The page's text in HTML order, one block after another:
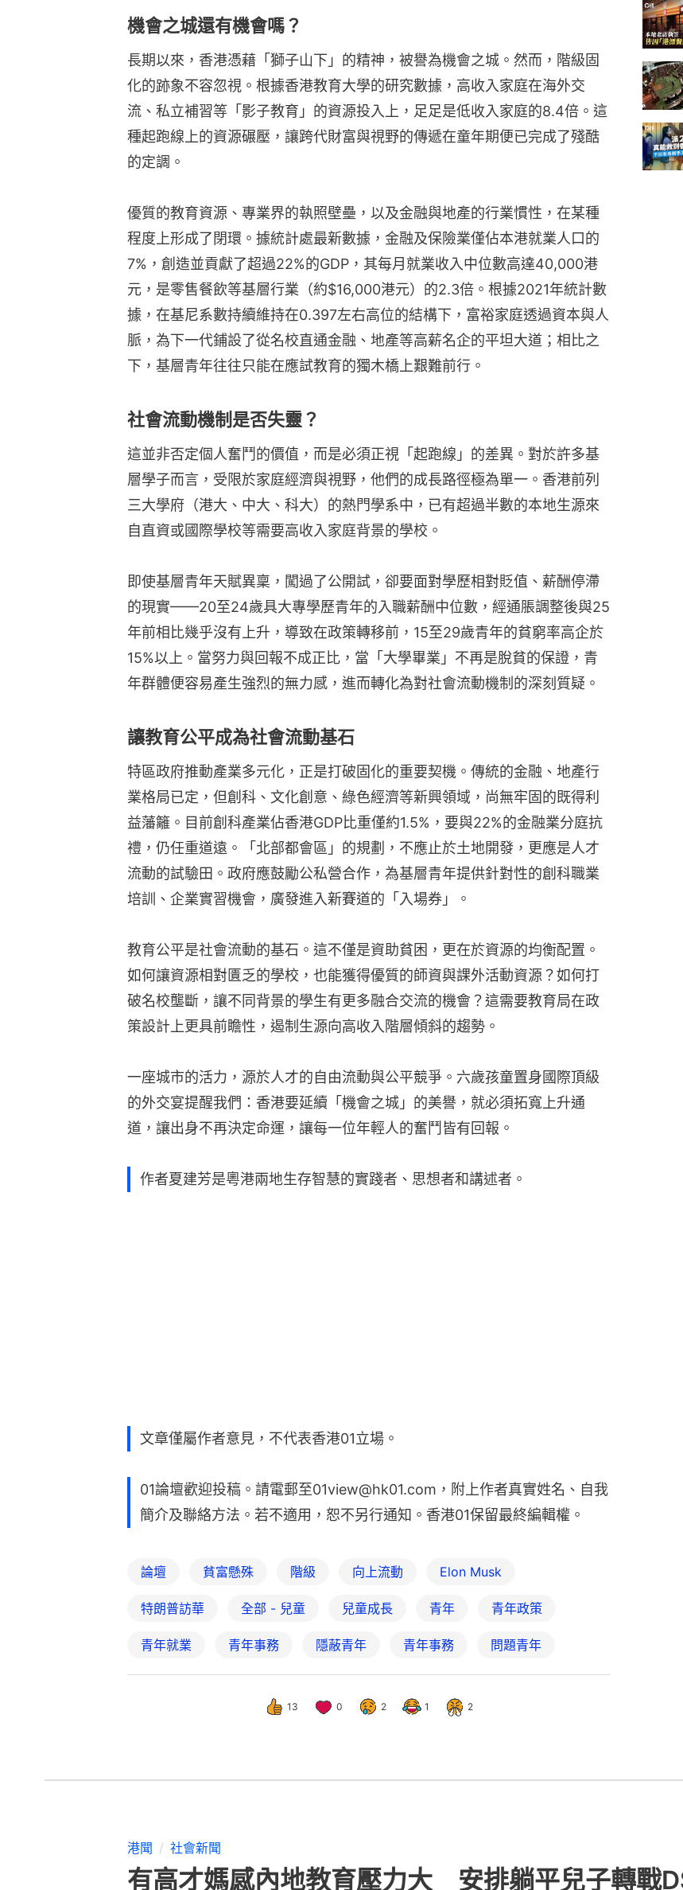
機會之城還有機會嗎？
長期以來，香港憑藉「獅子山下」的精神，被譽為機會之城。然而，階級固
化的跡象不容忽視。根據香港教育大學的研究數據，高收入家庭在海外交
流、私立補習等「影子教育」的資源投入上，足足是低收入家庭的8.4倍。這
種起跑線上的資源碾壓，讓跨代財富與視野的傳遞在童年期便已完成了殘酷
的定調。
優質的教育資源、專業界的執照壁壘，以及金融與地產的行業慣性，在某種
程度上形成了閉環。據統計處最新數據，金融及保險業僅佔本港就業人口的
7%，創造並貢獻了超過22%的GDP，其每月就業收入中位數高達40,000港
元，是零售餐飲等基層行業（約$16,000港元）的2.3倍。根據2021年統計數
據，在基尼系數持續維持在0.397左右高位的結構下，富裕家庭透過資本與人
脈，為下一代鋪設了從名校直通金融、地產等高薪名企的平坦大道；相比之
下，基層青年往往只能在應試教育的獨木橋上艱難前行。
社會流動機制是否失靈？
這並非否定個人奮鬥的價值，而是必須正視「起跑線」的差異。對於許多基
層學子而言，受限於家庭經濟與視野，他們的成長路徑極為單一。香港前列
三大學府（港大、中大、科大）的熱門學系中，已有超過半數的本地生源來
自直資或國際學校等需要高收入家庭背景的學校。
即使基層青年天賦異稟，闖過了公開試，卻要面對學歷相對貶值、薪酬停滯
的現實——20至24歲具大專學歷青年的入職薪酬中位數，經通脹調整後與25
年前相比幾乎沒有上升，導致在政策轉移前，15至29歲青年的貧窮率高企於
15%以上。當努力與回報不成正比，當「大學畢業」不再是脫貧的保證，青
年群體便容易產生強烈的無力感，進而轉化為對社會流動機制的深刻質疑。
讓教育公平成為社會流動基石
特區政府推動產業多元化，正是打破固化的重要契機。傳統的金融、地產行
業格局已定，但創科、文化創意、綠色經濟等新興領域，尚無牢固的既得利
益藩籬。目前創科產業佔香港GDP比重僅約1.5%，要與22%的金融業分庭抗
禮，仍任重道遠。「北部都會區」的規劃，不應止於土地開發，更應是人才
流動的試驗田。政府應鼓勵公私營合作，為基層青年提供針對性的創科職業
培訓、企業實習機會，廣發進入新賽道的「入場券」。
教育公平是社會流動的基石。這不僅是資助貧困，更在於資源的均衡配置。
如何讓資源相對匱乏的學校，也能獲得優質的師資與課外活動資源？如何打
破名校壟斷，讓不同背景的學生有更多融合交流的機會？這需要教育局在政
策設計上更具前瞻性，遏制生源向高收入階層傾斜的趨勢。
一座城市的活力，源於人才的自由流動與公平競爭。六歲孩童置身國際頂級
的外交宴提醒我們：香港要延續「機會之城」的美譽，就必須拓寬上升通
道，讓出身不再決定命運，讓每一位年輕人的奮鬥皆有回報。
作者夏建芳是粵港兩地生存智慧的實踐者、思想者和講述者。
文章僅屬作者意見，不代表香港01立場。
01論壇歡迎投稿。請電郵至01view@hk01.com，附上作者真實姓名、自我
簡介及聯絡方法。若不適用，恕不另行通知。香港01保留最終編輯權。
論壇 貧富懸殊 階級 向上流動 Elon Musk
特朗普訪華 全部 - 兒童 兒童成長 青年 青年政策
青年就業 青年事務 隱蔽青年 青年事務 問題青年
13 0 2 1 2
港聞 社會新聞
有高才媽感內地教育壓力大 安排躺平兒子轉戰